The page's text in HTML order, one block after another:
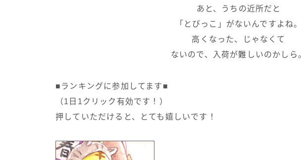
あと、うちの近所だと
「とびっこ」がないんですよね。
高くなった、じゃなくて
ないので、入荷が難しいのかしら。
■ランキングに参加してます■
（1日1クリック有効です！）
押していただけると、とても嬉しいです！